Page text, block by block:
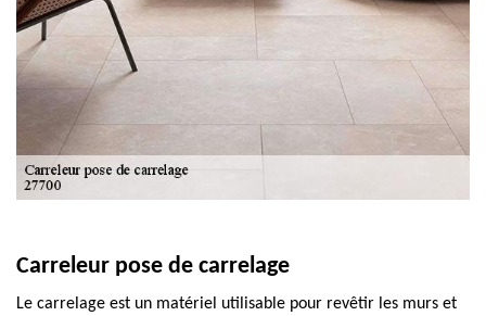
Carreleur pose de carrelage
Le carrelage est un matériel utilisable pour revêtir les murs et